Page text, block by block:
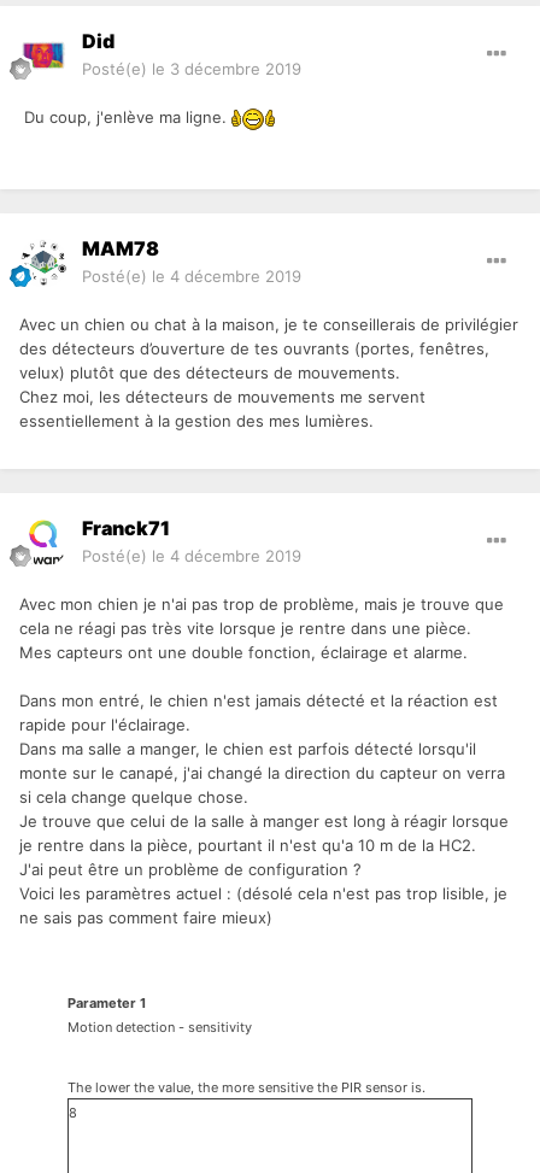
Did
Posté(e) le 3 décembre 2019
Du coup, j'enlève ma ligne.
MAM78
Posté(e) le 4 décembre 2019
Avec un chien ou chat à la maison, je te conseillerais de privilégier
des détecteurs d’ouverture de tes ouvrants (portes, fenêtres,
velux) plutôt que des détecteurs de mouvements.
Chez moi, les détecteurs de mouvements me servent
essentiellement à la gestion des mes lumières.
Franck71
Posté(e) le 4 décembre 2019
Avec mon chien je n'ai pas trop de problème, mais je trouve que
cela ne réagi pas très vite lorsque je rentre dans une pièce.
Mes capteurs ont une double fonction, éclairage et alarme.
Dans mon entré, le chien n'est jamais détecté et la réaction est
rapide pour l'éclairage.
Dans ma salle a manger, le chien est parfois détecté lorsqu'il
monte sur le canapé, j'ai changé la direction du capteur on verra
si cela change quelque chose.
Je trouve que celui de la salle à manger est long à réagir lorsque
je rentre dans la pièce, pourtant il n'est qu'a 10 m de la HC2.
J'ai peut être un problème de configuration ?
Voici les paramètres actuel : (désolé cela n'est pas trop lisible, je
ne sais pas comment faire mieux)
Parameter 1
Motion detection - sensitivity
The lower the value, the more sensitive the PIR sensor is.
8